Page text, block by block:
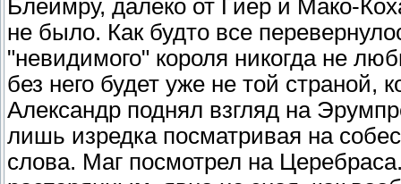
Блеймру, далеко от Гиер и Мако-
не было. Как будто все
"невидимого" короля никогда не
без него будет уже не той страной,
Александр поднял взгляд на
лишь изредка посматривая на
слова. Маг посмотрел на